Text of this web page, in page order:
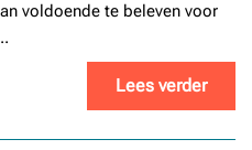
voldoende te beleven voor
Lees verder